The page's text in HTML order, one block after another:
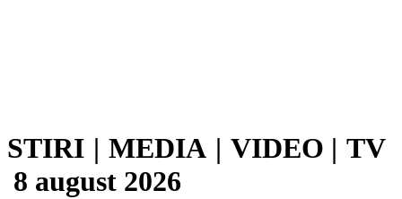
STIRI | MEDIA | VIDEO | TV
8 august 2026